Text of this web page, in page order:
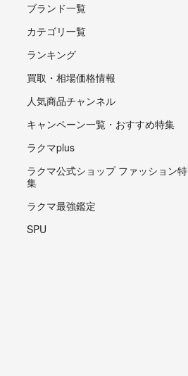
ブランド一覧
カテゴリ一覧
ランキング
買取・相場価格情報
人気商品チャンネル
キャンペーン一覧・おすすめ特集
ラクマplus
ラクマ公式ショップ ファッション特
集
ラクマ最強鑑定
SPU